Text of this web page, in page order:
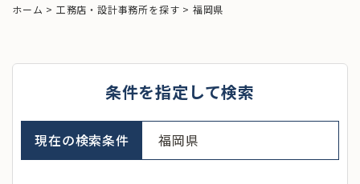
ホーム > 工務店・設計事務所を探す > 福岡県
条件を指定して検索
現在の検索条件 福岡県